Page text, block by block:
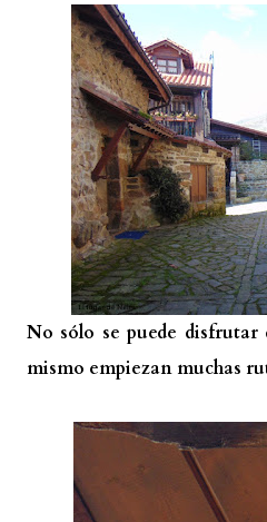
No sólo se puede disfrutar
mismo empiezan muchas